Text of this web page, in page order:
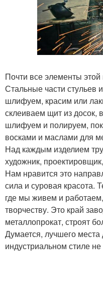
Почти все элементы
Стальные части стульев
шлифуем, красим или
склеиваем щит из досок,
шлифуем и полируем,
восками и маслами для
Над каждым изделием
художник,
Нам нравится это
сила и суровая красота.
где мы живем и
творчеству. Это край
металлопрокат, строят
Думается, лучшего
индустриальном стиле